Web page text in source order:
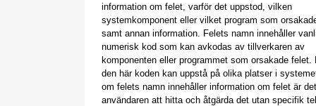
information om felet, varför det uppstod, vilken
systemkomponent eller vilket program som
samt annan information. Felets namn innehåller
numerisk kod som kan avkodas av tillverkaren av
komponenten eller programmet som orsakade felet.
den här koden kan uppstå på olika platser i
om felets namn innehåller information om felet är
användaren att hitta och åtgärda det utan specifik